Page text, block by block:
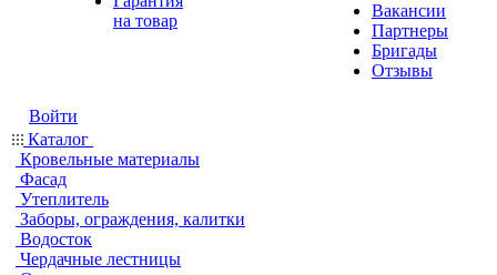
на товар
Вакансии
Партнеры
Бригады
Отзывы
Войти
Каталог
Кровельные материалы
Фасад
Утеплитель
Заборы, ограждения, калитки
Водосток
Чердачные лестницы